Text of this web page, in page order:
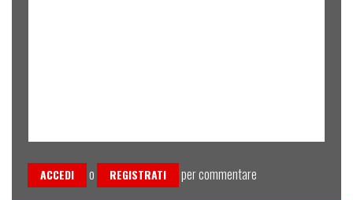
ACCEDI o REGISTRATI per commentare